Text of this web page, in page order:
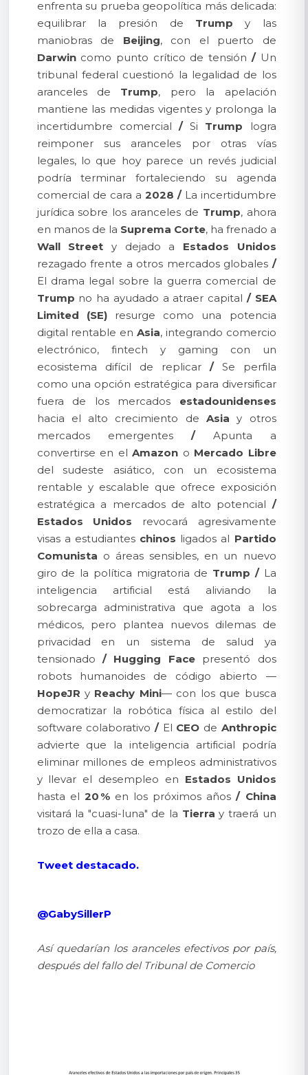
enfrenta su prueba geopolítica más delicada:
equilibrar la presión de Trump y las
maniobras de Beijing, con el puerto de
Darwincomo punto crítico de tensión /Un
tribunal federal cuestionó la legalidad de los
aranceles de Trump, pero la apelación
mantiene las medidas vigentes y prolonga la
incertidumbre comercial /Si Trump logra
reimponer sus aranceles por otras vías
legales, lo que hoy parece un revés judicial
podría terminar fortaleciendo su agenda
comercial de cara a 2028 /La incertidumbre
jurídica sobre los aranceles de Trump, ahora
en manos de la Suprema Corte, ha frenado a
Wall Street y dejado a Estados Unidos
rezagado frente a otros mercados globales /
El drama legal sobre la guerra comercial de
Trump no ha ayudado a atraer capital / SEA
Limited (SE)resurge como una potencia
digital rentable en Asia, integrando comercio
electrónico, fintech y gaming con un
ecosistema difícil de replicar /Se perfila
como una opción estratégica para diversificar
fuera de los mercados estadounidenses
hacia el alto crecimiento de Asia y otros
mercados emergentes /Apunta a
convertirse en elAmazon o Mercado Libre
del sudeste asiático, con un ecosistema
rentable y escalable que ofrece exposición
estratégica a mercados de alto potencial /
Estados Unidos revocará agresivamente
visas a estudiantes chinos ligados al Partido
Comunista o áreas sensibles, en un nuevo
giro de la política migratoria de Trump /La
inteligencia artificial está aliviando la
sobrecarga administrativa que agota a los
médicos, pero plantea nuevos dilemas de
privacidad en un sistema de salud ya
tensionado / Hugging Facepresentó dos
robots humanoides de código abierto —
HopeJR y Reachy Mini— con los que busca
democratizar la robótica física al estilo del
software colaborativo /El CEO de Anthropic
advierte que la inteligencia artificial podría
eliminar millones de empleos administrativos
y llevar el desempleo en Estados Unidos
hasta el 20 %en los próximos años/ China
visitará la "cuasi-luna" de la Tierra y traerá un
trozo de ella a casa.
Tweet destacado.
@GabySillerP
Así quedarían los aranceles efectivos por país,
después del fallo del Tribunal de Comercio